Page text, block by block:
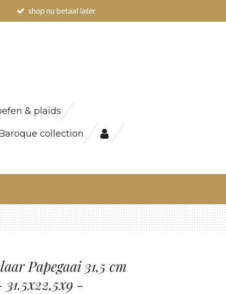
shop nu betaal later
& plaids
collection
Papegaai 31,5 cm
-